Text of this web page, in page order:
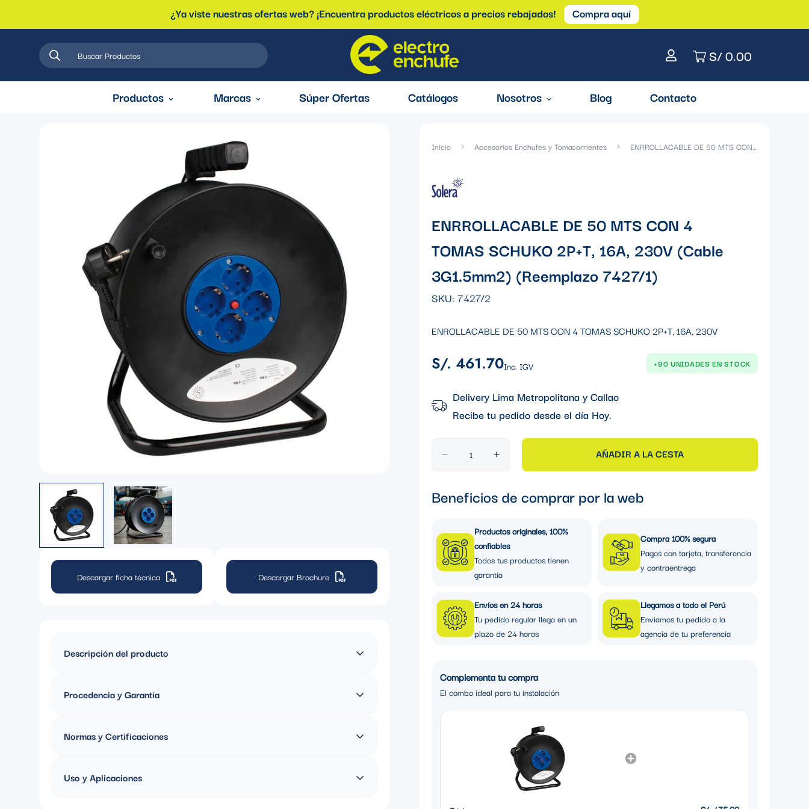
¿Ya viste nuestras ofertas web? ¡Encuentra productos eléctricos a precios rebajados! Compra aquí
Buscar Productos S/ 0.00
Productos Marcas Súper Ofertas Catálogos Nosotros Blog Contacto
Descargar ficha técnica Descargar Brochure
Descripción del producto
ENROLLACABLE DE 50 MTS CON 4 TOMAS SCHUKO 2P+T, 16A, 230V
Procedencia y Garantía
Fabricado en España, Garantia de 1 año
Normas y Certificaciones
UNE-20315-1-1:2017
Uso y Aplicaciones
Inicio Accesorios Enchufes y Tomacorrientes ENRROLLACABLE DE 50 MTS CON 4 TOMAS SCHUKO 2P+T, 16A, 230V (Cable 3G1.5mm2) (Reemplazo 7427/1)
ENRROLLACABLE DE 50 MTS CON 4
TOMAS SCHUKO 2P+T, 16A, 230V (Cable
3G1.5mm2) (Reemplazo 7427/1)
SKU: 7427/2
ENROLLACABLE DE 50 MTS CON 4 TOMAS SCHUKO 2P+T, 16A, 230V
Precio
regular
S/. 461.70Inc. IGV +90 UNIDADES EN STOCK
Delivery Lima Metropolitana y Callao
Recibe tu pedido desde el día Hoy.
AÑADIR A LA CESTA
Beneficios de comprar por la web
Productos originales, 100%
confiables
Todos tus productos tienen
garantía
Compra 100% segura
Pagos con tarjeta, transferencia
y contraentrega
Envíos en 24 horas
Tu pedido regular llega en un
plazo de 24 horas
Llegamos a todo el Perú
Enviamos tu pedido a la
agencia de tu preferencia
Complementa tu compra
El combo ideal para tu instalación